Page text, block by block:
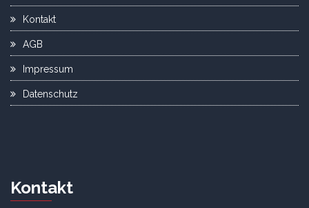
Kontakt
AGB
Impressum
Datenschutz
Kontakt